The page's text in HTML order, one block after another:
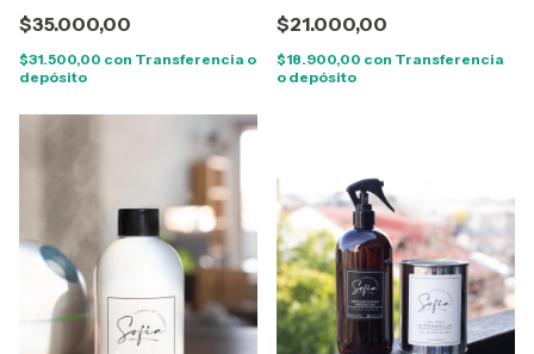
$35.000,00
$31.500,00 con Transferencia o
depósito
$21.000,00
$18.900,00 con Transferencia
o depósito